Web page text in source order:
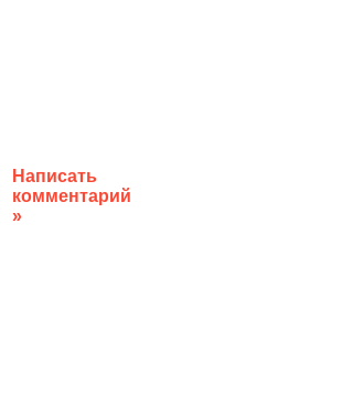
Написать
комментарий
»